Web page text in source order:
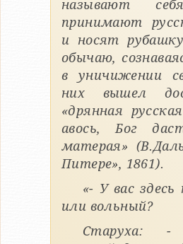
называют
принимают
и носят
обычаю,
в уничижении
них вышел
«дрянная
авось, Бог
матерая»
Питере», 1861).
«- У вас здесь
или вольный?
Старуха: